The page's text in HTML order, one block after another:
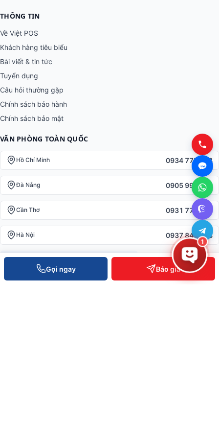
Gọi ngay Báo giá
THÔNG TIN
Về Việt POS
Khách hàng tiêu biểu
Bài viết & tin tức
Tuyển dụng
Câu hỏi thường gặp
Chính sách bảo hành
Chính sách bảo mật
VĂN PHÒNG TOÀN QUỐC
Hồ Chí Minh 0934 777 443
Đà Nẵng 0905 999 656
Cần Thơ 0931 777 527
Hà Nội 0937 845 333
0935 498 384
1